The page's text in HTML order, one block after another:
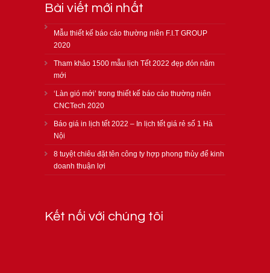
Bài viết mới nhất
Mẫu thiết kế báo cáo thường niên F.I.T GROUP
2020
Tham khảo 1500 mẫu lịch Tết 2022 đẹp đón năm
mới
‘Làn gió mới’ trong thiết kế báo cáo thường niên
CNCTech 2020
Báo giá in lịch tết 2022 – In lịch tết giá rẻ số 1 Hà
Nội
8 tuyệt chiêu đặt tên công ty hợp phong thủy để kinh
doanh thuận lợi
Kết nối với chúng tôi